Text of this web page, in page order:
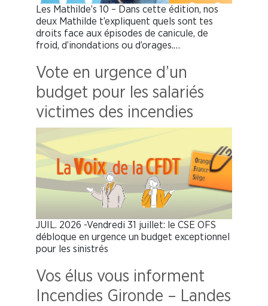
Les Mathilde’s 10 – Dans cette édition, nos
deux Mathilde t’expliquent quels sont tes
droits face aux épisodes de canicule, de
froid, d’inondations ou d’orages.…
Vote en urgence d’un
budget pour les salariés
victimes des incendies
JUIL. 2026 -Vendredi 31 juillet: le CSE OFS
débloque en urgence un budget exceptionnel
pour les sinistrés
Vos élus vous informent
Incendies Gironde – Landes